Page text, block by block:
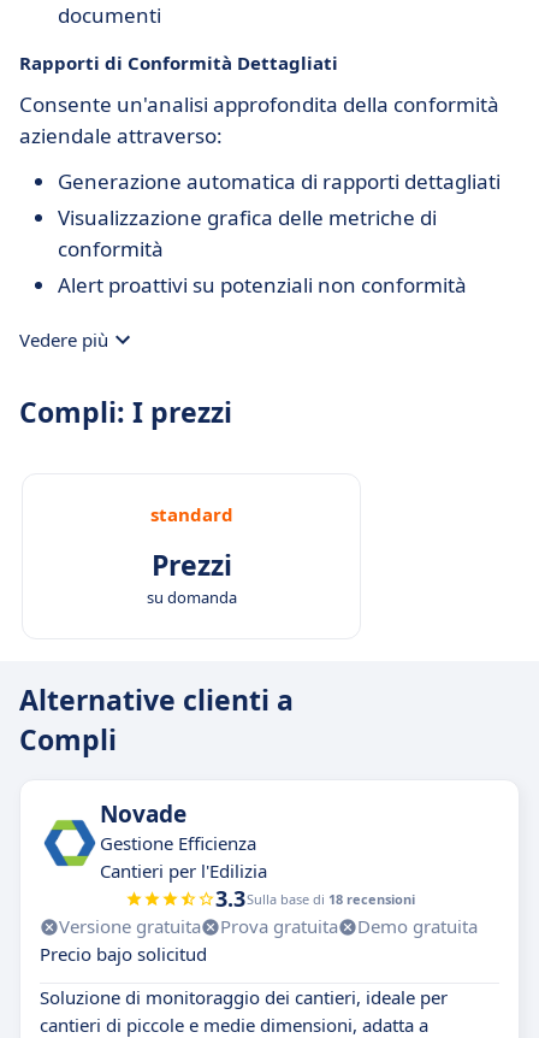
documenti
Rapporti di Conformità Dettagliati
Consente un'analisi approfondita della conformità
aziendale attraverso:
Generazione automatica di rapporti dettagliati
Visualizzazione grafica delle metriche di
conformità
Alert proattivi su potenziali non conformità
Vedere più
Compli: I prezzi
standard
Prezzi
su domanda
Alternative clienti a
Compli
Novade
Gestione Efficienza
Cantieri per l'Edilizia
3.3Sulla base di 18 recensioni
Versione gratuita Prova gratuita
Demo gratuita
Precio bajo solicitud
Soluzione di monitoraggio dei cantieri, ideale per
cantieri di piccole e medie dimensioni, adatta a